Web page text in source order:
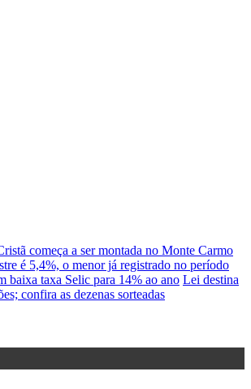
começa a ser montada no Monte Carmo
é 5,4%, o menor já registrado no período
baixa taxa Selic para 14% ao ano Lei destina
confira as dezenas sorteadas